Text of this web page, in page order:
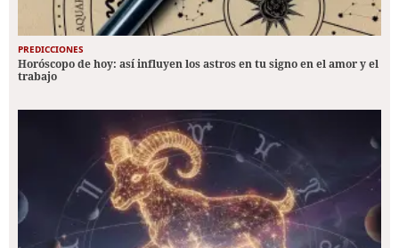
PREDICCIONES
Horóscopo de hoy: así influyen los astros en tu signo en el amor y el
trabajo